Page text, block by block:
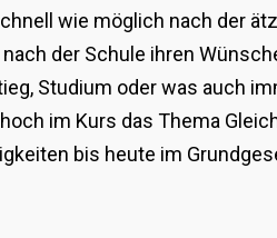
wie möglich nach der
der Schule ihren
Studium oder was auch
im Kurs das Thema
bis heute im